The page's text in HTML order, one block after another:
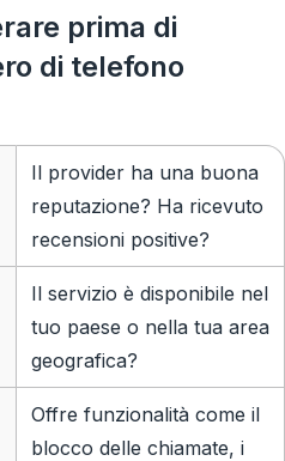
prima di
di telefono
Il provider ha una buona
reputazione? Ha ricevuto
recensioni positive?
Il servizio è disponibile nel
tuo paese o nella tua area
geografica?
Offre funzionalità come il
blocco delle chiamate, i